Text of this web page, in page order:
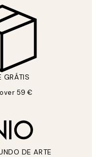
GRÁTIS
59 €
DE ARTE